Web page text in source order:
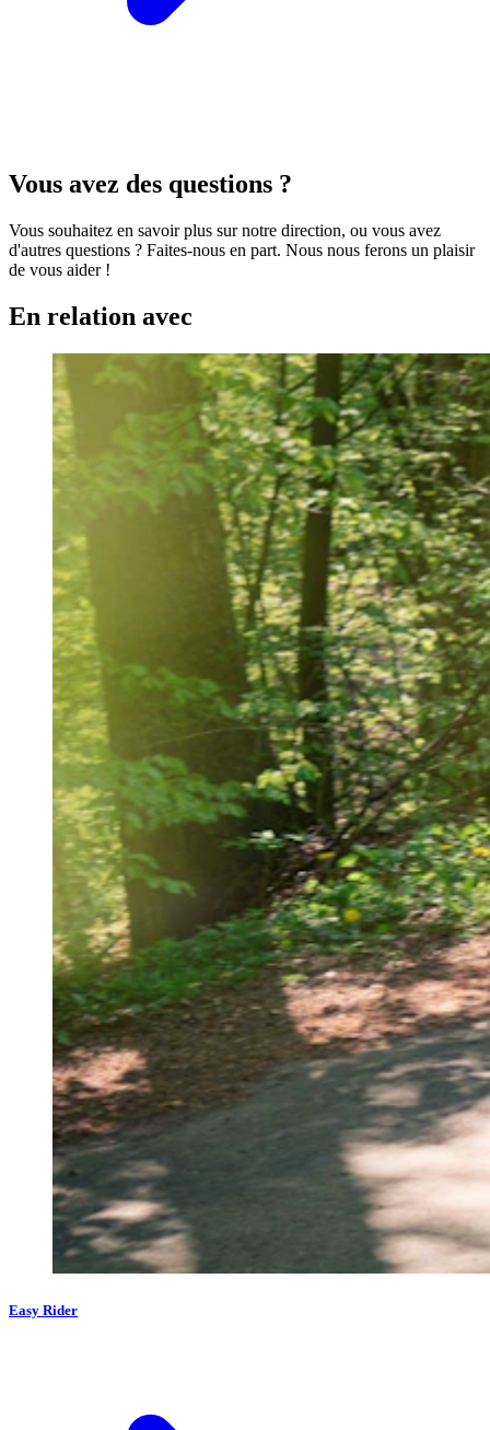
Vous avez des questions ?
Vous souhaitez en savoir plus sur notre direction, ou vous avez
d'autres questions ? Faites-nous en part. Nous nous ferons un plaisir
de vous aider !
En relation avec
Easy Rider